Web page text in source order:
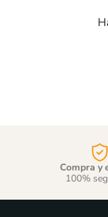
Compra y
100%